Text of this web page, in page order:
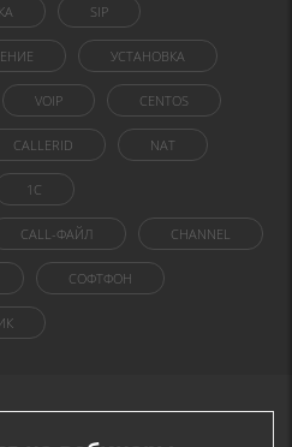
SIP
УСТАНОВКА
VOIP CENTOS
CALLERID NAT
1C
CALL-ФАЙЛ CHANNEL
СОФТФОН